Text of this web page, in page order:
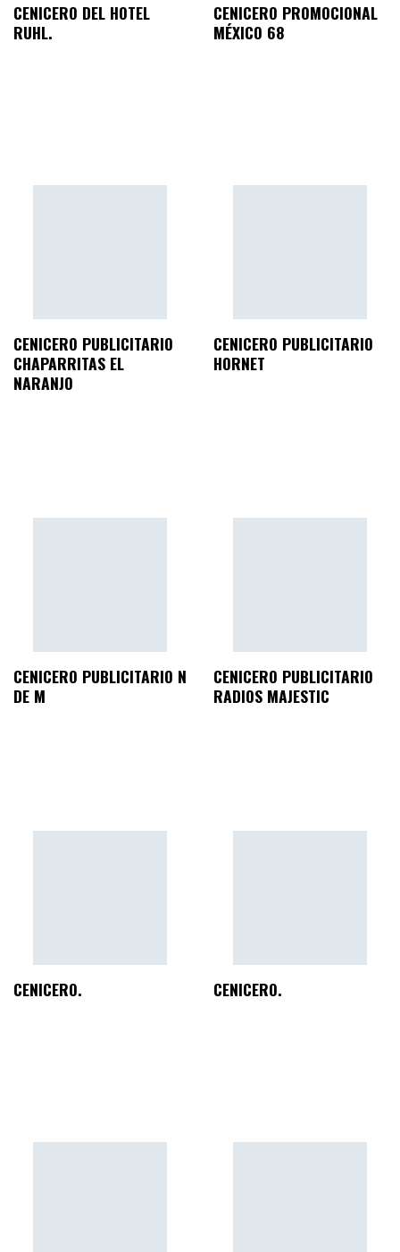
CENICERO DEL HOTEL
RUHL.
CENICERO PROMOCIONAL
MÉXICO 68
CENICERO PUBLICITARIO
CHAPARRITAS EL
NARANJO
CENICERO PUBLICITARIO
HORNET
CENICERO PUBLICITARIO N
DE M
CENICERO PUBLICITARIO
RADIOS MAJESTIC
CENICERO. CENICERO.